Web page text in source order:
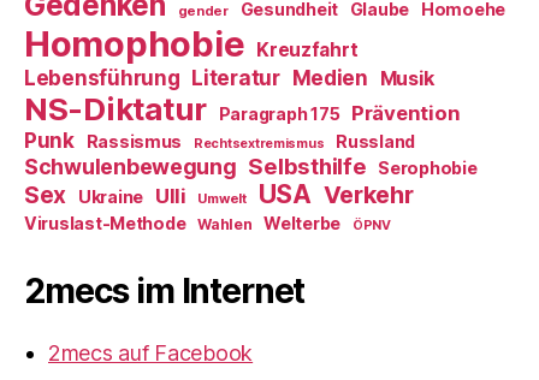
gender Gesundheit Glaube Homoehe
Homophobie Kreuzfahrt
Lebensführung Literatur Medien Musik
NS-Diktatur Paragraph 175
Prävention
Punk
Rassismus Rechtsextremismus Russland
Schwulenbewegung Selbsthilfe Serophobie
Sex Ukraine Ulli Umwelt USA Verkehr
Viruslast-Methode Wahlen Welterbe ÖPNV
2mecs im Internet
2mecs auf Facebook